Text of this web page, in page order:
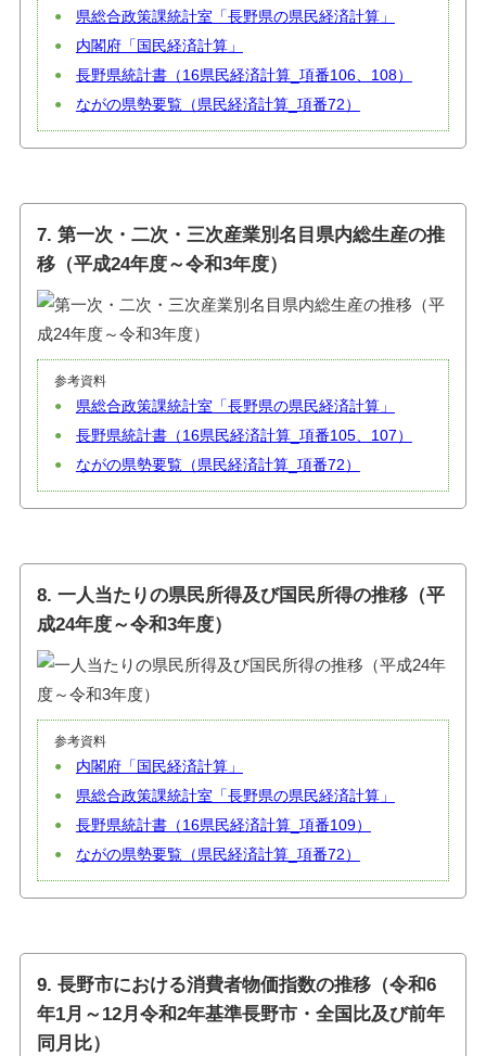
県総合政策課統計室「長野県の県民経済計算」
内閣府「国民経済計算」
長野県統計書（16県民経済計算_項番106、108）
ながの県勢要覧（県民経済計算_項番72）
7. 第一次・二次・三次産業別名目県内総生産の推
移（平成24年度～令和3年度）
参考資料
県総合政策課統計室「長野県の県民経済計算」
長野県統計書（16県民経済計算_項番105、107）
ながの県勢要覧（県民経済計算_項番72）
8. 一人当たりの県民所得及び国民所得の推移（平
成24年度～令和3年度）
参考資料
内閣府「国民経済計算」
県総合政策課統計室「長野県の県民経済計算」
長野県統計書（16県民経済計算_項番109）
ながの県勢要覧（県民経済計算_項番72）
9. 長野市における消費者物価指数の推移（令和6
年1月～12月令和2年基準長野市・全国比及び前年
同月比）